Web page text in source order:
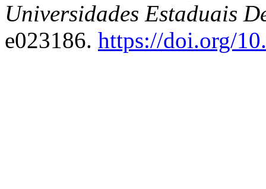
Universidades Estaduais
e023186. https://doi.org/